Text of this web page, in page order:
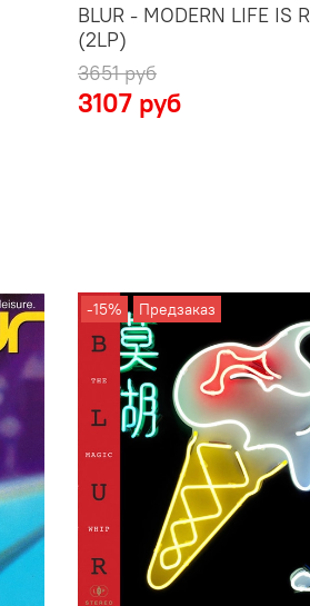
BLUR - MODERN LIFE IS
(2LP)
3651 руб
3107 руб
-15% Предзаказ